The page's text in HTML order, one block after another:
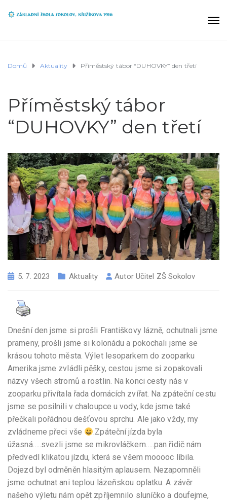
Domů Aktuality Příměstský tábor “DUHOVKY” den třetí
Příměstský tábor
“DUHOVKY” den třetí
5. 7. 2023 Aktuality Autor Učitel ZŠ Sokolov
Dnešní den jsme si prošli Františkovy lázně, ochutnali jsme
prameny, prošli jsme si kolonádu a pokochali jsme se
krásou tohoto města. Výlet lesoparkem do zooparku
Amerika jsme zvládli pěšky, cestou jsme si zopakovali
názvy všech stromů a rostlin. Na konci cesty nás v
zooparku přivítala řada domácích zvířat. Na zpáteční cestu
jsme se posilnili v chaloupce u vody, kde jsme také
přečkali pořádnou dešťovou sprchu. Ale jako vždy, my
zvládneme přeci vše
.Zpáteční jízda byla
úžasná…..svezli jsme se mikrovláčkem…..pan řidič nám
předvedl klikatou jízdu, která se všem mooooc líbila.
Dojezd byl odměněn hlasitým aplausem. Nezapomněli
jsme ochutnat ani teplou lázeňskou oplatku. A závěr
našeho výletu nám opět zpříjemnilo sluníčko a doufejme,